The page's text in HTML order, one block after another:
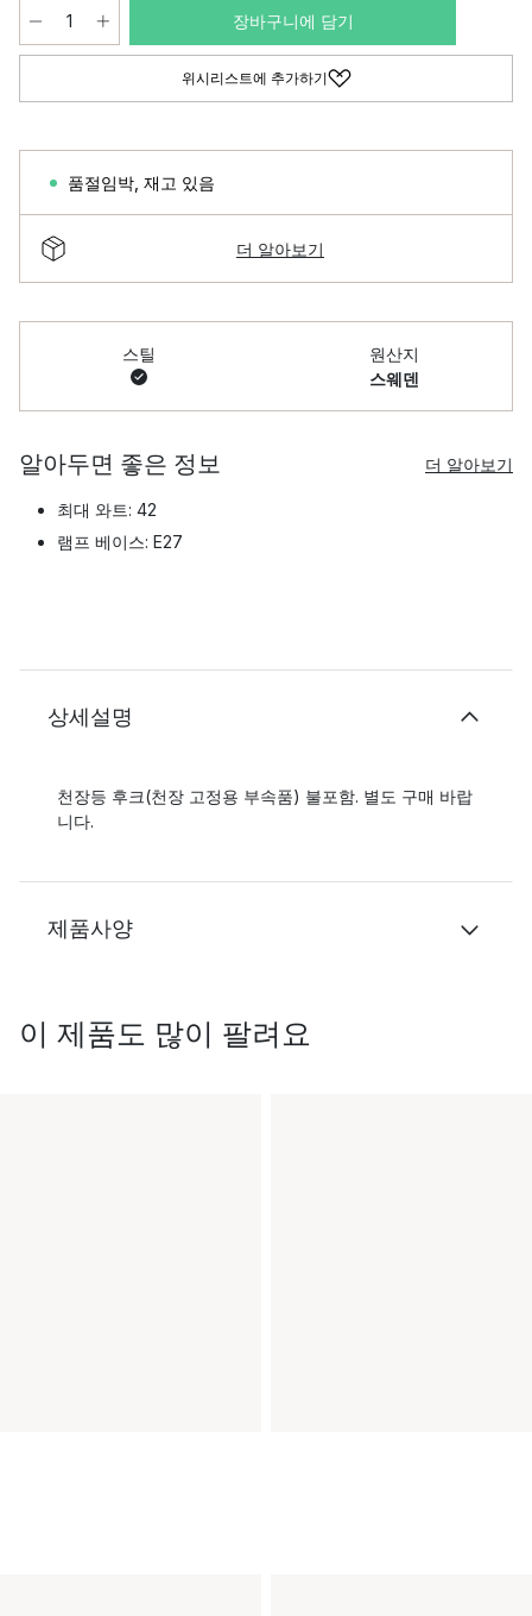
장바구니에 담기
위시리스트에 추가하기
품절임박 재고 있음
더 알아보기
스틸
원산지
스웨덴
알아두면 좋은 정보 더 알아보기
최대 와트: 42
램프 베이스: E27
상세설명
천장등 후크(천장 고정용 부속품) 불포함. 별도 구매 바랍
니다.
제품사양
이 제품도 많이 팔려요